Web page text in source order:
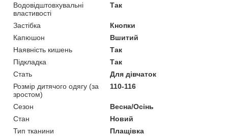
Водовідштовхувальні
властивості
Так
Застібка
Кнопки
Капюшон
Вшитий
Наявність кишень
Так
Підкладка
Так
Стать
Для дівчаток
Розмір дитячого одягу (за
зростом)
110-116
Сезон
Весна/Осінь
Стан
Новий
Тип тканини
Плащівка